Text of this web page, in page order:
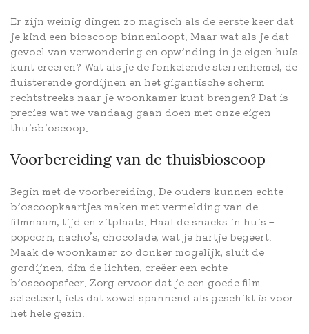
Er zijn weinig dingen zo magisch als de eerste keer dat
je kind een bioscoop binnenloopt. Maar wat als je dat
gevoel van verwondering en opwinding in je eigen huis
kunt creëren? Wat als je de fonkelende sterrenhemel, de
fluisterende gordijnen en het gigantische scherm
rechtstreeks naar je woonkamer kunt brengen? Dat is
precies wat we vandaag gaan doen met onze eigen
thuisbioscoop.
Voorbereiding van de thuisbioscoop
Begin met de voorbereiding. De ouders kunnen echte
bioscoopkaartjes maken met vermelding van de
filmnaam, tijd en zitplaats. Haal de snacks in huis –
popcorn, nacho’s, chocolade, wat je hartje begeert.
Maak de woonkamer zo donker mogelijk, sluit de
gordijnen, dim de lichten, creëer een echte
bioscoopsfeer. Zorg ervoor dat je een goede film
selecteert, iets dat zowel spannend als geschikt is voor
het hele gezin.